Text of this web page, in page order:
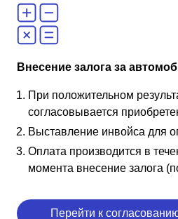
Внесение залога за
При положительном
согласовывается
Выставление инвойса для
Оплата производится в
момента внесение залога
Перейти к